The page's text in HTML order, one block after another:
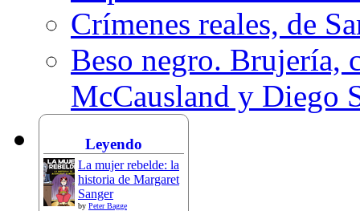
Crímenes reales, de
Beso negro. Brujería,
McCausland y Diego
Leyendo
La mujer rebelde: la
historia de Margaret
Sanger
by Peter Bagge